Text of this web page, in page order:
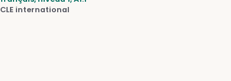
CLE international